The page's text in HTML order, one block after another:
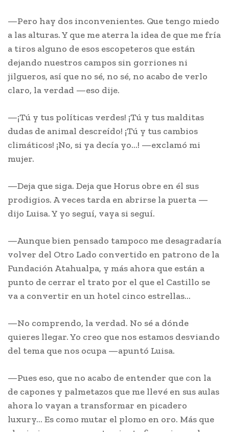
—Pero hay dos inconvenientes. Que tengo miedo
a las alturas. Y que me aterra la idea de que me fría
a tiros alguno de esos escopeteros que están
dejando nuestros campos sin gorriones ni
jilgueros, así que no sé, no sé, no acabo de verlo
claro, la verdad —eso dije.
—¡Tú y tus políticas verdes! ¡Tú y tus malditas
dudas de animal descreído! ¡Tú y tus cambios
climáticos! ¡No, si ya decía yo…! —exclamó mi
mujer.
—Deja que siga. Deja que Horus obre en él sus
prodigios. A veces tarda en abrirse la puerta —
dijo Luisa. Y yo seguí, vaya si seguí.
—Aunque bien pensado tampoco me desagradaría
volver del Otro Lado convertido en patrono de la
Fundación Atahualpa, y más ahora que están a
punto de cerrar el trato por el que el Castillo se
va a convertir en un hotel cinco estrellas…
—No comprendo, la verdad. No sé a dónde
quieres llegar. Yo creo que nos estamos desviando
del tema que nos ocupa —apuntó Luisa.
—Pues eso, que no acabo de entender que con la
de capones y palmetazos que me llevé en sus aulas
ahora lo vayan a transformar en picadero
luxury… Es como mutar el plomo en oro. Más que